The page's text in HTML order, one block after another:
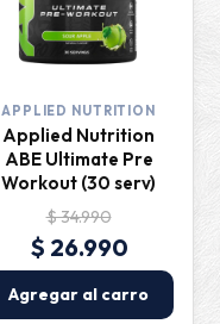
APPLIED NUTRITION
Applied Nutrition
ABE Ultimate Pre
Workout (30 serv)
$ 34.990
$ 26.990
Agregar al carro